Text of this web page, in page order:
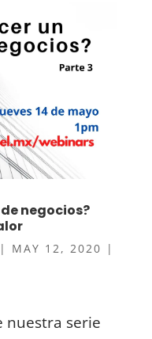
negocios?
| MAY 12, 2020 |
nuestra serie